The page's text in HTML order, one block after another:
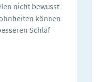
nicht bewusst
können
Schlaf